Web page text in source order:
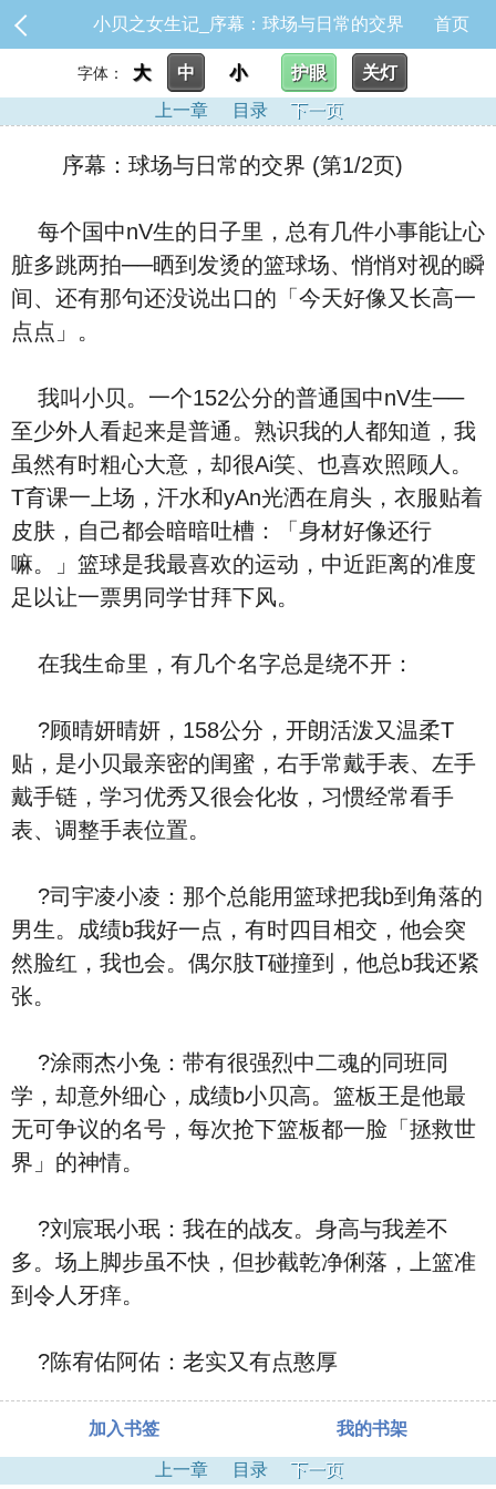
小贝之女生记_序幕：球场与日常的交界 首页
字体： 大 中 小 护眼
关灯
上一章
目录 下一页
序幕：球场与日常的交界 (第1/2页)
每个国中nV生的日子里，总有几件小事能让心
脏多跳两拍──晒到发烫的篮球场、悄悄对视的瞬
间、还有那句还没说出口的「今天好像又长高一
点点」。
我叫小贝。一个152公分的普通国中nV生──
至少外人看起来是普通。熟识我的人都知道，我
虽然有时粗心大意，却很Ai笑、也喜欢照顾人。
T育课一上场，汗水和yAn光洒在肩头，衣服贴着
皮肤，自己都会暗暗吐槽：「身材好像还行
嘛。」篮球是我最喜欢的运动，中近距离的准度
足以让一票男同学甘拜下风。
在我生命里，有几个名字总是绕不开：
?顾晴妍晴妍，158公分，开朗活泼又温柔T
贴，是小贝最亲密的闺蜜，右手常戴手表、左手
戴手链，学习优秀又很会化妆，习惯经常看手
表、调整手表位置。
?司宇凌小凌：那个总能用篮球把我b到角落的
男生。成绩b我好一点，有时四目相交，他会突
然脸红，我也会。偶尔肢T碰撞到，他总b我还紧
张。
?涂雨杰小兔：带有很强烈中二魂的同班同
学，却意外细心，成绩b小贝高。篮板王是他最
无可争议的名号，每次抢下篮板都一脸「拯救世
界」的神情。
?刘宸珉小珉：我在的战友。身高与我差不
多。场上脚步虽不快，但抄截乾净俐落，上篮准
到令人牙痒。
?陈宥佑阿佑：老实又有点憨厚
加入书签 我的书架
上一章 目录 下一页